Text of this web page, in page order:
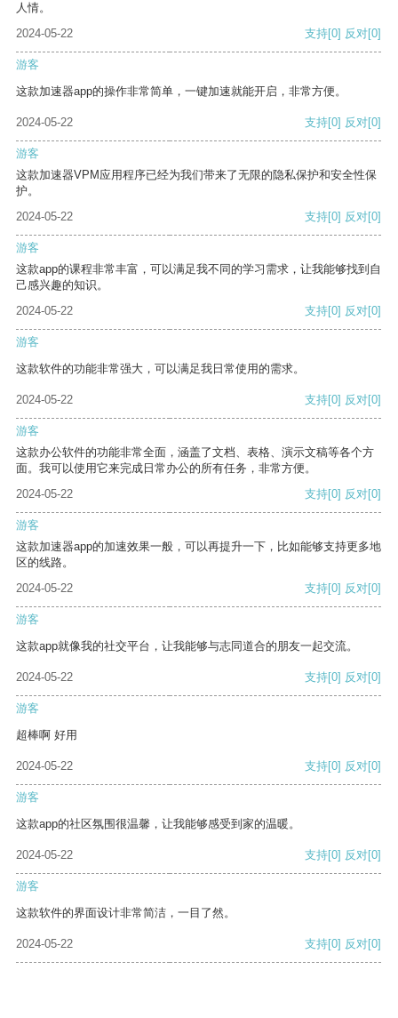
人情。
2024-05-22
支持[0] 反对[0]
游客
这款加速器app的操作非常简单，一键加速就能开启，非常方便。
2024-05-22 支持[0] 反对[0]
游客
这款加速器VPM应用程序已经为我们带来了无限的隐私保护和安全性保
护。
2024-05-22
支持[0] 反对[0]
游客
这款app的课程非常丰富，可以满足我不同的学习需求，让我能够找到自
己感兴趣的知识。
2024-05-22
支持[0] 反对[0]
游客
这款软件的功能非常强大，可以满足我日常使用的需求。
2024-05-22 支持[0] 反对[0]
游客
这款办公软件的功能非常全面，涵盖了文档、表格、演示文稿等各个方
面。我可以使用它来完成日常办公的所有任务，非常方便。
2024-05-22
支持[0] 反对[0]
游客
这款加速器app的加速效果一般，可以再提升一下，比如能够支持更多地
区的线路。
2024-05-22
支持[0] 反对[0]
游客
这款app就像我的社交平台，让我能够与志同道合的朋友一起交流。
2024-05-22 支持[0] 反对[0]
游客
超棒啊 好用
2024-05-22 支持[0] 反对[0]
游客
这款app的社区氛围很温馨，让我能够感受到家的温暖。
2024-05-22 支持[0] 反对[0]
游客
这款软件的界面设计非常简洁，一目了然。
2024-05-22 支持[0] 反对[0]